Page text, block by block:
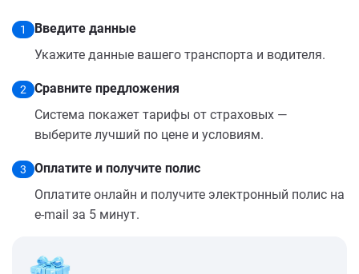
1
Введите данные
Укажите данные вашего транспорта и водителя.
2
Сравните предложения
Система покажет тарифы от страховых —
выберите лучший по цене и условиям.
3
Оплатите и получите полис
Оплатите онлайн и получите электронный полис на
e-mail за 5 минут.